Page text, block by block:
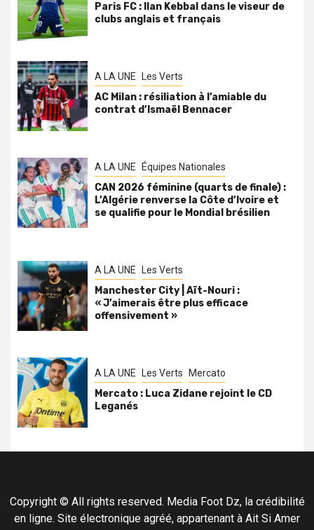
Paris FC : Ilan Kebbal dans le viseur de
clubs anglais et français
A LA UNE Les Verts
AC Milan : résiliation à l’amiable du
contrat d’Ismaël Bennacer
A LA UNE Équipes Nationales
CAN 2026 féminine (quarts de finale) :
L’Algérie renverse la Côte d’Ivoire et
se qualifie pour le Mondial brésilien
A LA UNE Les Verts
Manchester City | Aït-Nouri :
« J’aimerais être plus efficace
offensivement »
A LA UNE Les Verts Mercato
Mercato : Luca Zidane rejoint le CD
Leganés
Copyright © All rights reserved. Media Foot Dz, la crédibilité
en ligne. Site électronique agréé, appartenant à Ait Si Amer